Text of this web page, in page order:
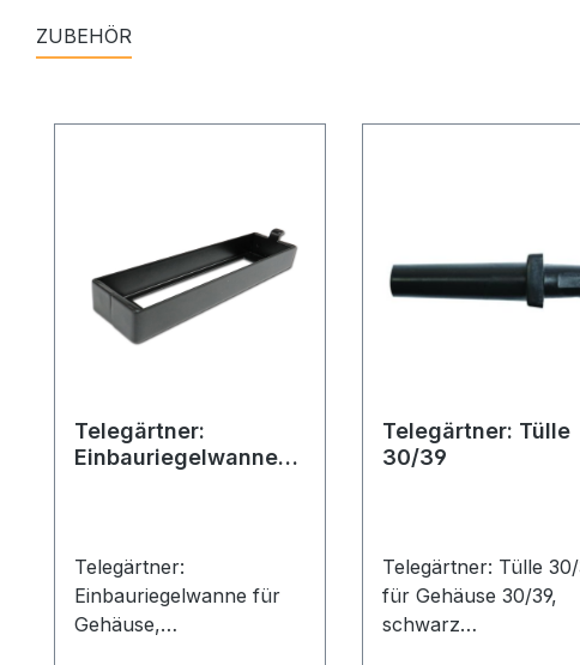
ZUBEHÖR
Telegärtner:
Einbauriegelwanne
Telegärtner:
Einbauriegelwanne für
Gehäuse,
Telegärtner: Tülle
30/39
Telegärtner: Tülle 30/
für Gehäuse 30/39,
schwarz